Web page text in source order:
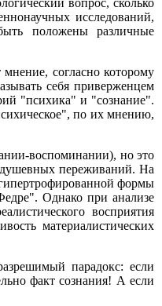
вопрос, сколько
исследований,
положены различные
согласно которому
себя приверженцем
"психика" и "сознание".
по их мнению,
воспоминании), но это
душевных переживаний. На
формы
Однако при анализе
восприятия
материалистических
парадокс: если
факт сознания! А если